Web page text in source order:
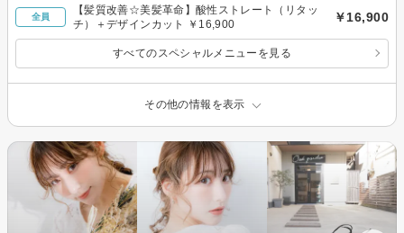
全員
【髪質改善☆美髪革命】酸性ストレート（リタッ
チ）＋デザインカット ￥16,900
￥16,900
すべてのスペシャルメニューを見る
その他の情報を表示